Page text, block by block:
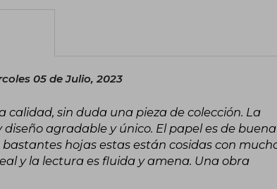
05 de Julio, 2023
calidad, sin duda una pieza de colección. La
agradable y único. El papel es de buena
hojas estas están cosidas con
y la lectura es fluida y amena. Una obra